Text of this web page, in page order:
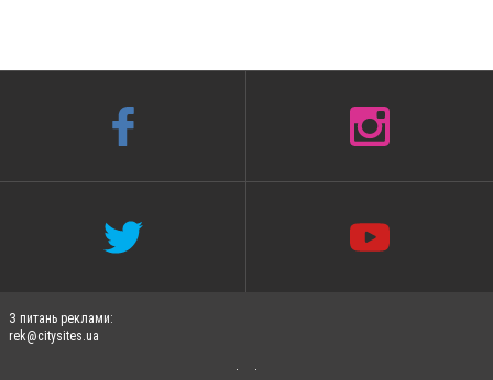
З питань реклами:
rek@citysites.ua